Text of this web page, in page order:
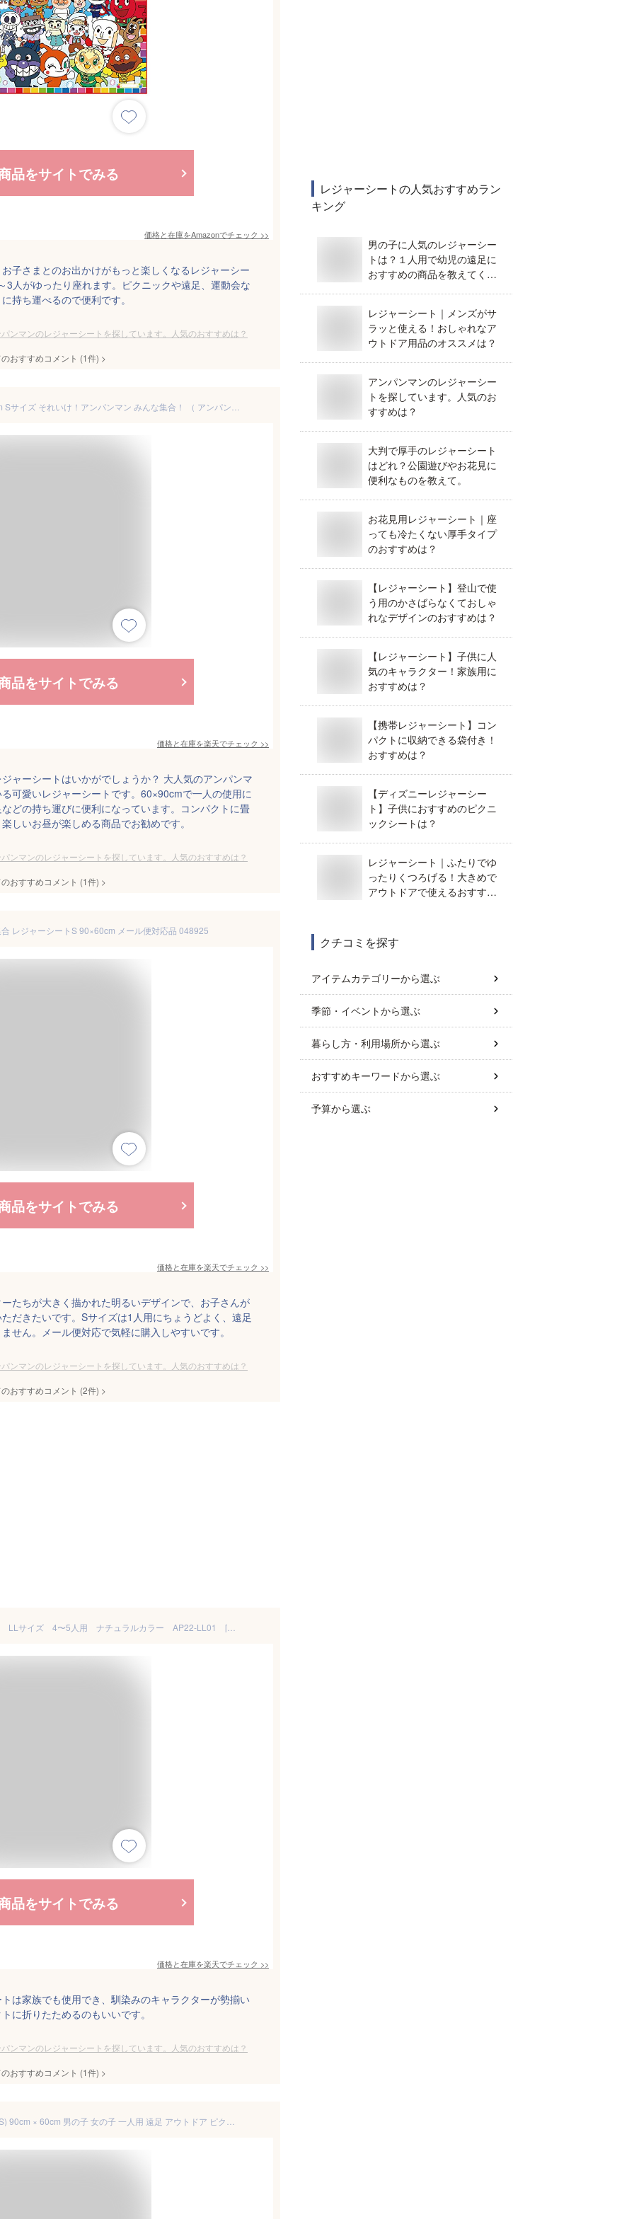
品をサイトでみる
価格と在庫をAmazonでチェック >>
子さまとのお出かけがもっと楽しくなるレジャーシー
人がゆったり座れます。ピクニックや遠足、運動会な
持ち運べるので便利です。
ンマンのレジャーシートを探しています。人気のおすすめは？
おすすめコメント (1件) >
品をサイトでみる
価格と在庫を楽天でチェック >>
ャーシートはいかがでしょうか？ 大人気のアンパンマ
可愛いレジャーシートです。60×90cmで一人の使用に
どの持ち運びに便利になっています。コンパクトに畳
しいお昼が楽しめる商品でお勧めです。
ンマンのレジャーシートを探しています。人気のおすすめは？
おすすめコメント (1件) >
レジャーシートS 90×60cm メール便対応品 048925
品をサイトでみる
価格と在庫を楽天でチェック >>
たちが大きく描かれた明るいデザインで、お子さんが
だきたいです。Sサイズは1人用にちょうどよく、遠足
せん。メール便対応で気軽に購入しやすいです。
ンマンのレジャーシートを探しています。人気のおすすめは？
おすすめコメント (2件) >
品をサイトでみる
価格と在庫を楽天でチェック >>
は家族でも使用でき、馴染みのキャラクターが勢揃い
に折りたためるのもいいです。
ンマンのレジャーシートを探しています。人気のおすすめは？
おすすめコメント (1件) >
レジャーシートの人気おすすめラン
キング
男の子に人気のレジャーシー
トは？１人用で幼児の遠足に
おすすめの商品を教えてくだ
レジャーシート｜メンズがサ
ラッと使える！おしゃれなア
ウトドア用品のオススメは？
アンパンマンのレジャーシー
トを探しています。人気のお
すすめは？
大判で厚手のレジャーシート
はどれ？公園遊びやお花見に
便利なものを教えて。
お花見用レジャーシート｜座
っても冷たくない厚手タイプ
のおすすめは？
【レジャーシート】登山で使
う用のかさばらなくておしゃ
れなデザインのおすすめは？
【レジャーシート】子供に人
気のキャラクター！家族用に
おすすめは？
【携帯レジャーシート】コン
パクトに収納できる袋付き！
おすすめは？
【ディズニーレジャーシー
ト】子供におすすめのピクニ
ックシートは？
レジャーシート｜ふたりでゆ
ったりくつろげる！大きめで
アウトドアで使えるおすすめ
クチコミを探す
アイテムカテゴリーから選ぶ
季節・イベントから選ぶ
暮らし方・利用場所から選ぶ
おすすめキーワードから選ぶ
予算から選ぶ